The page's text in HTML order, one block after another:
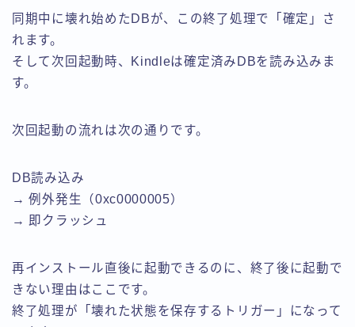
同期中に壊れ始めたDBが、この終了処理で「確定」さ
れます。
そして次回起動時、Kindleは確定済みDBを読み込みま
す。
次回起動の流れは次の通りです。
DB読み込み
→ 例外発生（0xc0000005）
→ 即クラッシュ
再インストール直後に起動できるのに、終了後に起動で
きない理由はここです。
終了処理が「壊れた状態を保存するトリガー」になって